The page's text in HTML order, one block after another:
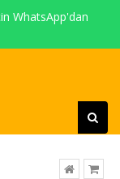
WhatsApp'dan